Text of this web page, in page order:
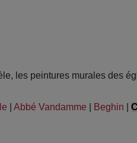
les peintures murales des
Abbé Vandamme Beghin